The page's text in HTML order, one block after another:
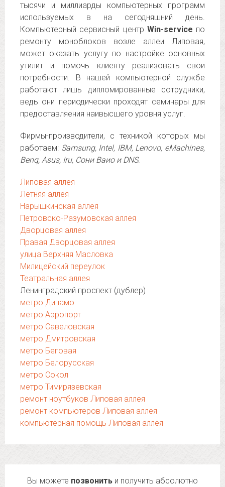
тысячи и миллиарды компьютерных программ
используемых в на сегодняшний день.
Компьютерный сервисный центр Win-service по
ремонту моноблоков возле аллеи Липовая,
может оказать услугу по настройке основных
утилит и помочь клиенту реализовать свои
потребности. В нашей компьютерной службе
работают лишь дипломированные сотрудники,
ведь они периодически проходят семинары для
предоставляения наивысшего уровня услуг.
Фирмы-производители, с техникой которых мы
работаем: Samsung, Intel, IBM, Lenovo, eMachines,
Benq, Asus, Iru, Сони Ваио и DNS.
Липовая аллея
Летняя аллея
Нарышкинская аллея
Петровско-Разумовская аллея
Дворцовая аллея
Правая Дворцовая аллея
улица Верхняя Масловка
Милицейский переулок
Театральная аллея
Ленинградский проспект (дублер)
метро Динамо
метро Аэропорт
метро Савеловская
метро Дмитровская
метро Беговая
метро Белорусская
метро Сокол
метро Тимирязевская
ремонт ноутбуков Липовая аллея
ремонт компьютеров Липовая аллея
компьютерная помощь Липовая аллея
Вы можете позвонить и получить абсолютно